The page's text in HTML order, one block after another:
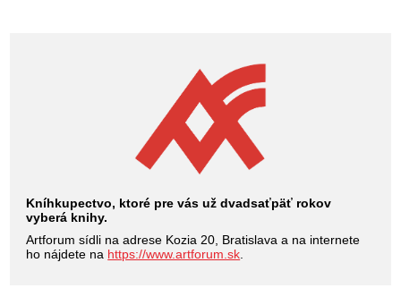
Kníhkupectvo, ktoré pre vás už dvadsaťpäť rokov
vyberá knihy.
Artforum sídli na adrese Kozia 20, Bratislava a na internete
ho nájdete na https://www.artforum.sk